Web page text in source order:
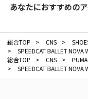
あなたにおすすめの
総合TOP > CNS >
>
SPEEDCAT BALLET NOVA
総合TOP
> CNS >
>
SPEEDCAT BALLET NOVA